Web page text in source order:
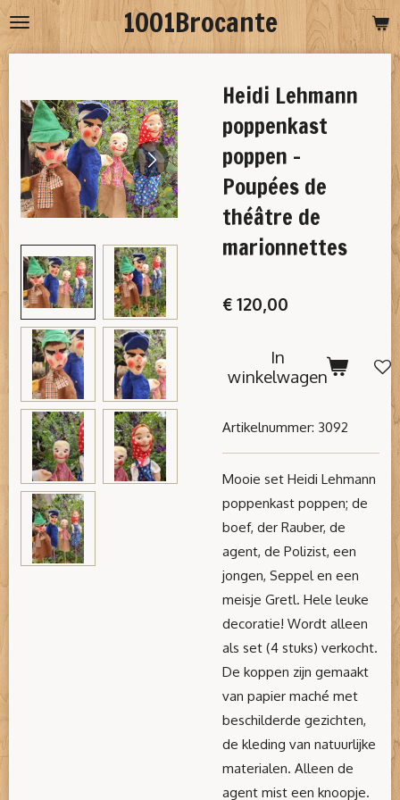
Ga
direct
hoofdinhoud
1001Brocante
Heidi Lehmann
poppenkast
poppen -
Poupées de
théâtre de
marionnettes
€ 120,00
In
winkelwagen
Artikelnummer: 3092
Mooie set Heidi Lehmann
poppenkast poppen; de
boef, der Rauber, de
agent, de Polizist, een
jongen, Seppel en een
meisje Gretl. Hele leuke
decoratie! Wordt alleen
als set (4 stuks) verkocht.
De koppen zijn gemaakt
van papier maché met
beschilderde gezichten,
de kleding van natuurlijke
materialen. Alleen de
agent mist een knoopje.